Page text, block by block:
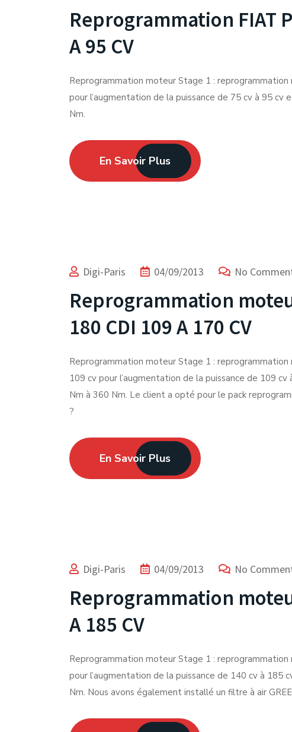
Reprogrammation FIAT
A 95 CV
Reprogrammation moteur Stage 1 : reprogrammation
pour l’augmentation de la puissance de 75 cv à 95
Nm.
En Savoir Plus
Digi-Paris 04/09/2013 No
Reprogrammation
180 CDI 109 A 170 CV
Reprogrammation moteur Stage 1 : reprogrammation
109 cv pour l’augmentation de la puissance de 109
Nm à 360 Nm. Le client a opté pour le pack
?
En Savoir Plus
Digi-Paris 04/09/2013 No
Reprogrammation
A 185 CV
Reprogrammation moteur Stage 1 : reprogrammation
pour l’augmentation de la puissance de 140 cv à 185
Nm. Nous avons également installé un filtre à air